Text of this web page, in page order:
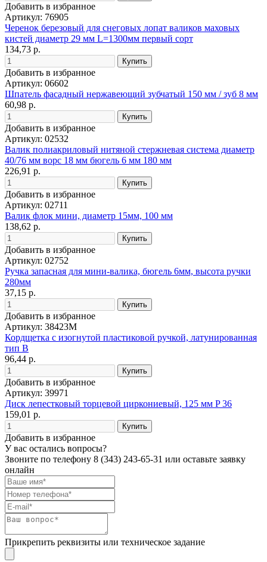
Добавить в избранное
Артикул: 76905
Черенок березовый для снеговых лопат валиков маховых
кистей диаметр 29 мм L=1300мм первый сорт
134,73 р.
Добавить в избранное
Артикул: 06602
Шпатель фасадный нержавеющий зубчатый 150 мм / зуб 8 мм
60,98 р.
Добавить в избранное
Артикул: 02532
Валик полиакриловый нитяной стержневая система диаметр
40/76 мм ворс 18 мм бюгель 6 мм 180 мм
226,91 р.
Добавить в избранное
Артикул: 02711
Валик флок мини, диаметр 15мм, 100 мм
138,62 р.
Добавить в избранное
Артикул: 02752
Ручка запасная для мини-валика, бюгель 6мм, высота ручки
280мм
37,15 р.
Добавить в избранное
Артикул: 38423М
Кордщетка с изогнутой пластиковой ручкой, латунированная
тип В
96,44 р.
Добавить в избранное
Артикул: 39971
Диск лепестковый торцевой циркониевый, 125 мм P 36
159,01 р.
Добавить в избранное
У вас остались вопросы?
Звоните по телефону 8 (343) 243-65-31 или оставьте заявку
онлайн
Прикрепить реквизиты или техническое задание